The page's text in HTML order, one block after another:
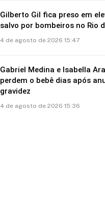
Gilberto Gil fica preso em
salvo por bombeiros no Rio
4 de agosto de 2026 15:47
Gabriel Medina e Isabella
perdem o bebê dias após
gravidez
4 de agosto de 2026 15:36